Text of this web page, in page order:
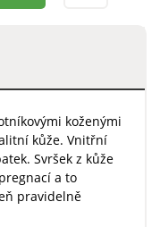
koženými
kůže. Vnitřní
Svršek z kůže
a to
pravidelně